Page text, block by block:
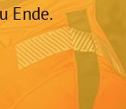
Ende.